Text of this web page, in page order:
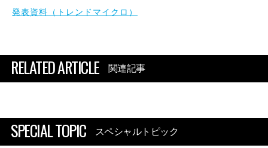
発表資料（トレンドマイクロ）
RELATED ARTICLE 関連記事
SPECIAL TOPIC スペシャルトピック